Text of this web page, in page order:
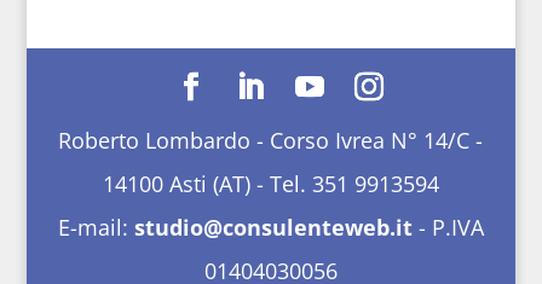
Roberto Lombardo - Corso Ivrea N° 14/C -
14100 Asti (AT) - Tel. 351 9913594
E-mail: studio@consulenteweb.it- P.IVA
01404030056